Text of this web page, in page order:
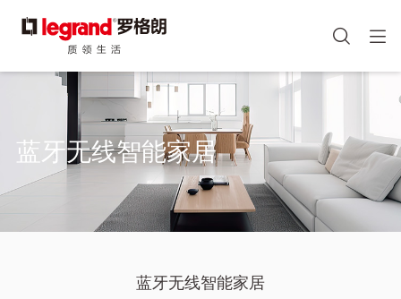
跳
到
主
要
内
容
图
手机端头部icon
蓝牙无线智能家居
蓝牙无线智能家居